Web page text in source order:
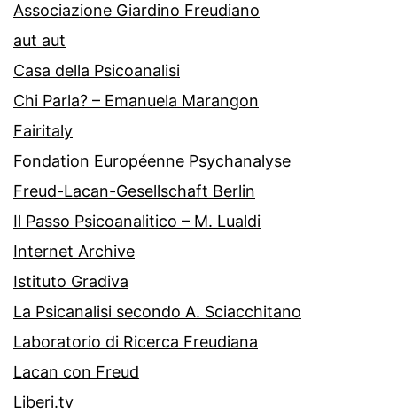
Associazione Giardino Freudiano
aut aut
Casa della Psicoanalisi
Chi Parla? – Emanuela Marangon
Fairitaly
Fondation Européenne Psychanalyse
Freud-Lacan-Gesellschaft Berlin
Il Passo Psicoanalitico – M. Lualdi
Internet Archive
Istituto Gradiva
La Psicanalisi secondo A. Sciacchitano
Laboratorio di Ricerca Freudiana
Lacan con Freud
Liberi.tv